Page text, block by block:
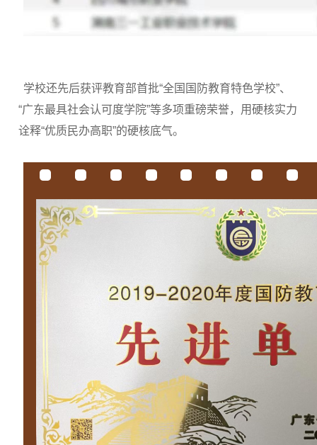
学校还先后获评教育部首批“全国国防教育特色学校”、
“广东最具社会认可度学院”等多项重磅荣誉，用硬核实力
诠释“优质民办高职”的硬核底气。